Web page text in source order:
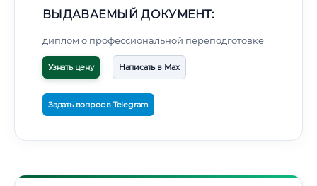
ВЫДАВАЕМЫЙ ДОКУМЕНТ:
диплом о профессиональной переподготовке
Узнать цену Написать в Max
Задать вопрос в Telegram